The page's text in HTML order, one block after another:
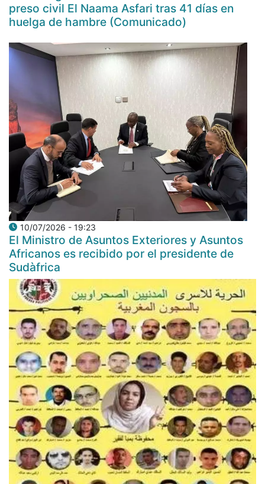
preso civil El Naama Asfari tras 41 días en
huelga de hambre (Comunicado)
10/07/2026 - 19:23
El Ministro de Asuntos Exteriores y Asuntos
Africanos es recibido por el presidente de
Sudàfrica